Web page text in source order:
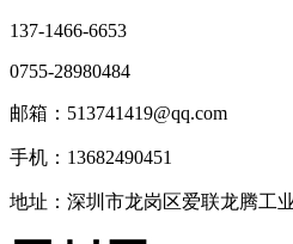
137-1466-6653
0755-28980484
邮箱：513741419@qq.com
手机：13682490451
地址：深圳市龙岗区爱联龙腾工